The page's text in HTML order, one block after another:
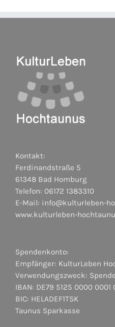
Kontakt:
Ferdinandstraße 5
61348 Bad Homburg
Telefon: 06172 1383310
E-Mail: info@kulturleben-
www.kulturleben-
Spendenkonto:
Empfänger: KulturLeben
Verwendungszweck: Spende
IBAN: DE79 5125 0000
BIC: HELADEF1TSK
Taunus Sparkasse